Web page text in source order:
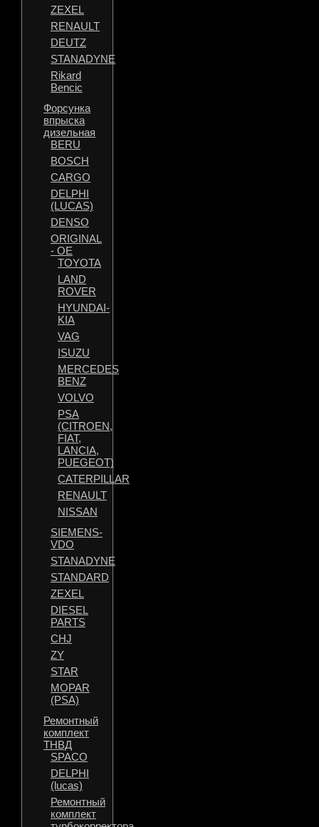
ZEXEL
RENAULT
DEUTZ
STANADYNE
Rikard
Bencic
Форсунка
впрыска
дизельная
BERU
BOSCH
CARGO
DELPHI
(LUCAS)
DENSO
ORIGINAL
- OE
TOYOTA
LAND
ROVER
HYUNDAI-
KIA
VAG
ISUZU
MERCEDES
BENZ
VOLVO
PSA
(CITROEN,
FIAT,
LANCIA,
PUEGEOT)
CATERPILLAR
RENAULT
NISSAN
SIEMENS-
VDO
STANADYNE
STANDARD
ZEXEL
DIESEL
PARTS
CHJ
ZY
STAR
MOPAR
(PSA)
Ремонтный
комплект
ТНВД
SPACO
DELPHI
(lucas)
Ремонтный
комплект